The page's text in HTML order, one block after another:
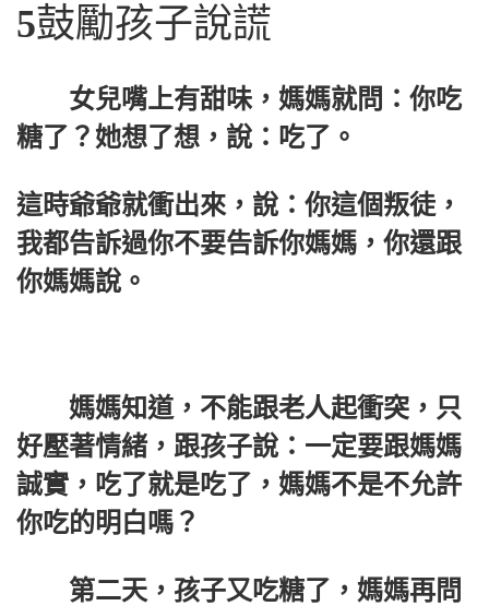
5鼓勵孩子說謊
女兒嘴上有甜味，媽媽就問：你吃
糖了？她想了想，說：吃了。
這時爺爺就衝出來，說：你這個叛徒，
我都告訴過你不要告訴你媽媽，你還跟
你媽媽說。
媽媽知道，不能跟老人起衝突，只
好壓著情緒，跟孩子說：一定要跟媽媽
誠實，吃了就是吃了，媽媽不是不允許
你吃的明白嗎？
第二天，孩子又吃糖了，媽媽再問